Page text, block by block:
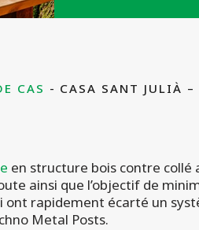
CAS CASA SANT JULIÀ –
en structure bois contre collé
ainsi que l’objectif de
ont rapidement écarté un
Metal Posts.